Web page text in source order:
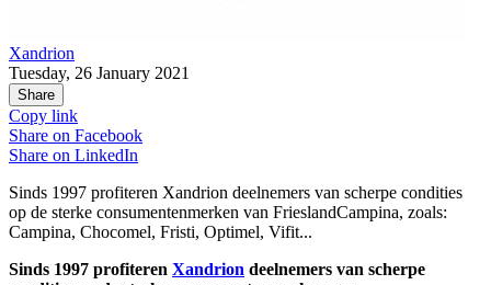
Xandrion
Tuesday, 26 January 2021
Share
Copy link
Share on Facebook
Share on LinkedIn
Sinds 1997 profiteren Xandrion deelnemers van scherpe condities
op de sterke consumentenmerken van FrieslandCampina, zoals:
Campina, Chocomel, Fristi, Optimel, Vifit...
Sinds 1997 profiteren Xandrion deelnemers van scherpe